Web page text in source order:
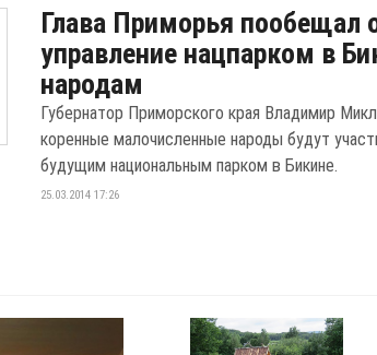
Глава Приморья пообещал
управление нацпарком в
народам
Губернатор Приморского края Владимир
коренные малочисленные народы будут
будущим национальным парком в Бикине.
25.03.2014 17:26